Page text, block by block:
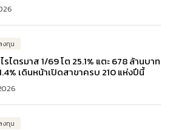
งทุน
รไตรมาส 1/69 โต 25.1% แตะ 678 ล้านบาท
เดินหน้าเปิดสาขาครบ 210 แห่งปีนี้
งทุน